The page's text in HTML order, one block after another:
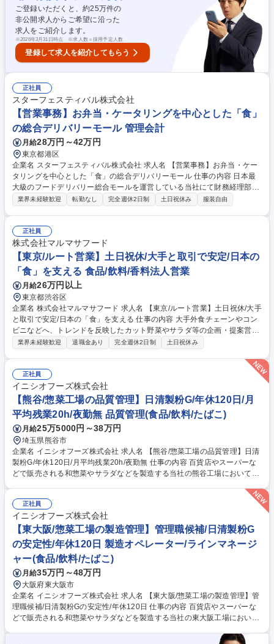
集職種 【熊谷/品質管理】日清製粉グループで安定感◎/年休120日/月平均
残業20h
ご登録いただくと、約25万件の
非公開求人からご希望に沿った
求人をご紹介します。
※2026年3月31日時点 ※求人数＝採用予定人数
登録して求人を紹介してもらう
正社員
スターフェスティバル株式会社
【営業事務】お弁当・ケータリングを中心とした「食」
の総合デリバリーモール 管理会計
月給28万円～42万円
東京都港区
企業名 スターフェスティバル株式会社 求人名 【営業事務】お弁当・ケー
タリングを中心とした「食」の総合デリバリーモール 仕事の内容 日本最
大級のフードデリバリー総合モールを運営している当社にて財務経理部門
の経理担当メンバーとして、経理や事務処理に関わる業務を行います。
メール・郵送対応 ■固定資産管理 ■債権管理業務 ■支払申請対応業務 ■経
費精算業務 ■入金消込業務 ■その他部内事務作業 ※上記の全てを1人で行
うわけではなく、財務経理部門内の複数メンバーで協力、分担して業務を
行います。 将来的には売上計上業務や月次年次決算業務などの経理業務も
お任せしたいと考えております。 募集職種 【営業事務】お弁当・ケータ
リングを中心とした「食」の総合デリバリーモール
業界未経験歓迎 転勤なし 完全週休2日制 土日祝休み 服装自由
正社員
株式会社マルマサフード
【東京/ルート営業】土日祝休/大手と取引で安定/日本の
「食」を支える 食品/飲料/香料法人営業
月給26万円以上
東京都渋谷区
企業名 株式会社マルマサフード 求人名 【東京/ルート営業】土日祝休/大手
と取引で安定/日本の「食」を支える 仕事の内容 大手外食チェーンやコン
ビニなどへ、トレンドを反映したカット野菜やサラダ等の企画・提案営業
をお任せします。既存顧客が中心で、お客様に寄り添いながら、中長期的
アメニューや既存商品のリニューアル提案において、トレンドを汲み取り
「数種類のレタスを配合した彩り」を提案するなど、自身のアイデアが形
になる面白さがあります。自社工場の製造配分も考慮し調整します。 ※飛
び込み営業はございません 【入社後】半年間のOJT後、全国大手チェーン
を10～15社担当。1年後は重要顧客の引継ぎや後輩育成等もお任せしま
す。 募集職種 【東京/ルート営業】土日祝休/大手と取引で安定/日本の
「食」を支える
業界未経験歓迎 退職金あり 完全週休2日制 土日祝休み
正社員
イニシオフーズ株式会社
【熊谷/惣菜工場の品質管理】日清製粉G/年休120日/月
平均残業20h/夜勤無 品質管理(食品/飲料/たばこ)
月給25万5000円～38万円
埼玉県熊谷市
企業名 イニシオフーズ株式会社 求人名 【熊谷/惣菜工場の品質管理】日清
製粉G/年休120日/月平均残業20h/夜勤無 仕事の内容 百貨店やスーパーな
どで販売される和惣菜やサラダなどを製造する当社の熊谷工場において、
原料の品質管理 ■製造工程の品質管理 ■ISO22000に基づいた食材、製品
の管理全般 ■微生物検査および解析 ■ISO22000推進活動 ■クレーム対応 ■
防虫防鼠の管理 ■従業員への衛生、ルール指導 ■工場内の巡回確認 【教育
制度】様々な職種に対応できる人材の採用を進めると共に、育成支援する
ための教育研修等も力を入れて整備しています。 募集職種 【熊谷/惣菜工
場の品質管理】日清製粉G/年休120日/月平均残業20h/夜勤無
正社員
イニシオフーズ株式会社
【東大阪/惣菜工場の製造管理】管理職候補/日清製粉G
の安定性/年休120日 製造オペレーター/ラインマネージ
ャー(食品/飲料/たばこ)
月給35万円～48万円
大阪府東大阪市
企業名 イニシオフーズ株式会社 求人名 【東大阪/惣菜工場の製造管理】管
理職候補/日清製粉Gの安定性/年休120日 仕事の内容 百貨店やスーパーな
どで販売される和惣菜やサラダなどを製造する当社の東大阪工場におい